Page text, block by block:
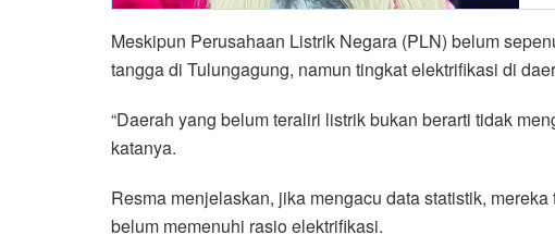
Meskipun Perusahaan Listrik Negara (PLN) belum
tangga di Tulungagung, namun tingkat elektrifikasi di
“Daerah yang belum teraliri listrik bukan berarti tidak
katanya.
Resma menjelaskan, jika mengacu data statistik,
belum memenuhi rasio elektrifikasi.